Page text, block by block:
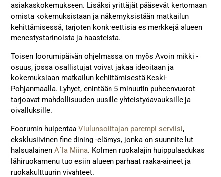
asiakaskokemukseen. Lisäksi yrittäjät pääsevät kertomaan
omista kokemuksistaan ja näkemyksistään matkailun
kehittämisessä, tarjoten konkreettisia esimerkkejä alueen
menestystarinoista ja haasteista.
Toisen foorumipäivän ohjelmassa on myös Avoin mikki -
osuus, jossa osallistujat voivat jakaa ideoitaan ja
kokemuksiaan matkailun kehittämisestä Keski-
Pohjanmaalla. Lyhyet, enintään 5 minuutin puheenvuorot
tarjoavat mahdollisuuden uusille yhteistyöavauksille ja
oivalluksille.
Foorumin huipentaaViulunsoittajan parempi serviisi,
eksklusiivinen fine dining -elämys, jonka on suunnitellut
halsualainenA´la Miina. Kolmen ruokalajin huippulaadukas
lähiruokamenu tuo esiin alueen parhaat raaka-aineet ja
ruokakulttuurin vivahteet.